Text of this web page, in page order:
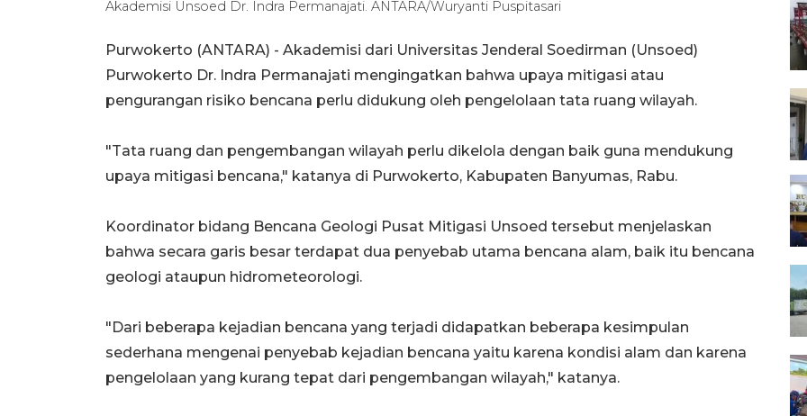
Akademisi Unsoed Dr. Indra Permanajati. ANTARA/Wuryanti Puspitasari
Purwokerto (ANTARA) - Akademisi dari Universitas Jenderal Soedirman (Unsoed)
Purwokerto Dr. Indra Permanajati mengingatkan bahwa upaya mitigasi atau
pengurangan risiko bencana perlu didukung oleh pengelolaan tata ruang wilayah.
"Tata ruang dan pengembangan wilayah perlu dikelola dengan baik guna mendukung
upaya mitigasi bencana," katanya di Purwokerto, Kabupaten Banyumas, Rabu.
Koordinator bidang Bencana Geologi Pusat Mitigasi Unsoed tersebut menjelaskan
bahwa secara garis besar terdapat dua penyebab utama bencana alam, baik itu bencana
geologi ataupun hidrometeorologi.
"Dari beberapa kejadian bencana yang terjadi didapatkan beberapa kesimpulan
sederhana mengenai penyebab kejadian bencana yaitu karena kondisi alam dan karena
pengelolaan yang kurang tepat dari pengembangan wilayah," katanya.